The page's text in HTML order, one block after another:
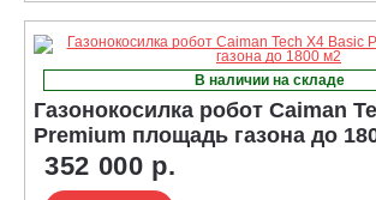
В наличии на складе
Газонокосилка робот Caiman
Premium площадь газона до
352 000 р.